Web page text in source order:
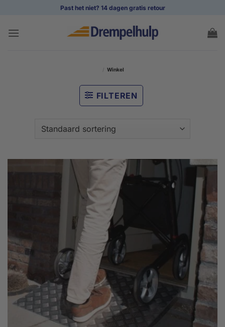
inhoud
Past het niet? 14 dagen gratis retour
/ Winkel
FILTEREN